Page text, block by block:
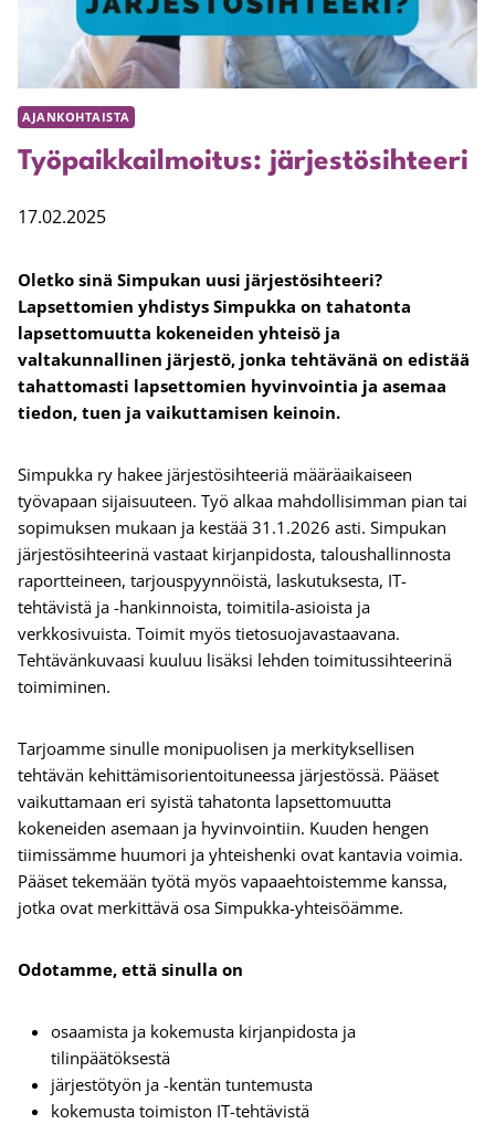
AJANKOHTAISTA
Työpaikkailmoitus: järjestösihteeri
17.02.2025
Oletko sinä Simpukan uusi järjestösihteeri?
Lapsettomien yhdistys Simpukka on tahatonta
lapsettomuutta kokeneiden yhteisö ja
valtakunnallinen järjestö, jonka tehtävänä on edistää
tahattomasti lapsettomien hyvinvointia ja asemaa
tiedon, tuen ja vaikuttamisen keinoin.
Simpukka ry hakee järjestösihteeriä määräaikaiseen
työvapaan sijaisuuteen. Työ alkaa mahdollisimman pian tai
sopimuksen mukaan ja kestää 31.1.2026 asti. Simpukan
järjestösihteerinä vastaat kirjanpidosta, taloushallinnosta
raportteineen, tarjouspyynnöistä, laskutuksesta, IT-
tehtävistä ja -hankinnoista, toimitila-asioista ja
verkkosivuista. Toimit myös tietosuojavastaavana.
Tehtävänkuvaasi kuuluu lisäksi lehden toimitussihteerinä
toimiminen.
Tarjoamme sinulle monipuolisen ja merkityksellisen
tehtävän kehittämisorientoituneessa järjestössä. Pääset
vaikuttamaan eri syistä tahatonta lapsettomuutta
kokeneiden asemaan ja hyvinvointiin. Kuuden hengen
tiimissämme huumori ja yhteishenki ovat kantavia voimia.
Pääset tekemään työtä myös vapaaehtoistemme kanssa,
jotka ovat merkittävä osa Simpukka-yhteisöämme.
Odotamme, että sinulla on
osaamista ja kokemusta kirjanpidosta ja
tilinpäätöksestä
järjestötyön ja -kentän tuntemusta
kokemusta toimiston IT-tehtävistä